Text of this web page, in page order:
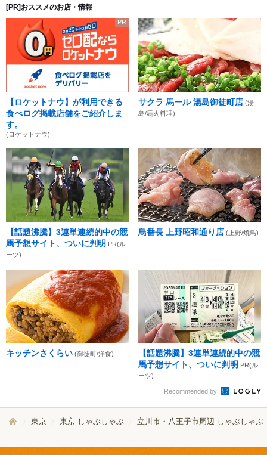
[PR]おススメのお店・情報
PR
【ロケットナウ】が利用できる
食べログ掲載店舗をご紹介しま
す。
(ロケットナウ)
サクラ 馬ール 湯島御徒町店 (湯
島/馬肉料理)
【話題沸騰】3連単連続的中の競
馬予想サイト、ついに判明 PR(ル
ーツ)
鳥番長 上野昭和通り店 (上野/焼鳥)
キッチンさくらい (御徒町/洋食)
【話題沸騰】3連単連続的中の競
馬予想サイト、ついに判明 PR(ル
ーツ)
Recommended by
東京 東京 しゃぶしゃぶ 立川市・八王子市周辺 しゃぶしゃぶ